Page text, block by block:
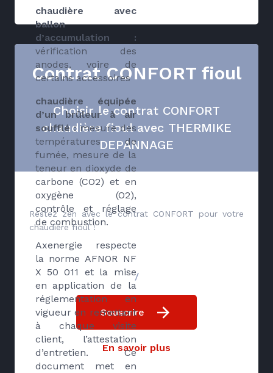
chaudière avec
ballon
d’accumulation :
vérification des
anodes, voire de
certains accessoires
chaudière équipée
d’un brûleur à air
soufflé :mesure des
températures de
fumée, mesure de la
teneur en dioxyde de
carbone (CO2) et en
oxygène (O2),
contrôle et réglage
de combustion.
Axenergie respecte
la norme AFNOR NF
X 50 011 et la mise
en application de la
réglementation en
vigueur en remettant
à chaque visite
client, l’attestation
d’entretien. Ce
document met en
Contrat CONFORT fioul
Choisir le contrat CONFORT
chaudière fioul avec THERMIKE
DEPANNAGE
Restez zen avec le contrat CONFORT pour votre
chaudière fioul !
/
Souscrire
En savoir plus